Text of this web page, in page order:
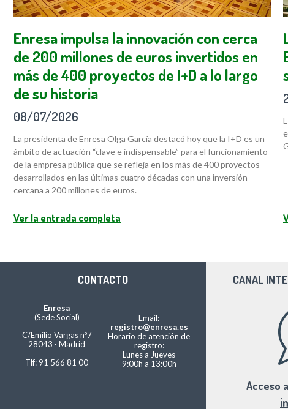
Enresa impulsa la innovación con cerca
de 200 millones de euros invertidos en
más de 400 proyectos de I+D a lo largo
de su historia
08/07/2026
La presidenta de Enresa Olga García destacó hoy que la I+D es un
ámbito de actuación “clave e indispensable” para el funcionamiento
de la empresa pública que se refleja en los más de 400 proyectos
desarrollados en las últimas cuatro décadas con una inversión
cercana a 200 millones de euros.
Ver la entrada completa
CONTACTO
Enresa
(Sede Social)
C/Emilio Vargas nº7
28043 · Madrid
Tlf: 91 566 81 00
Email:
registro@enresa.es
Horario de atención de
registro:
Lunes a Jueves
9:00h a 13:00h
CANAL
Acceso